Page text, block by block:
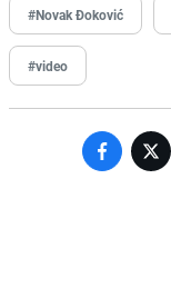
#Novak Đoković
#video